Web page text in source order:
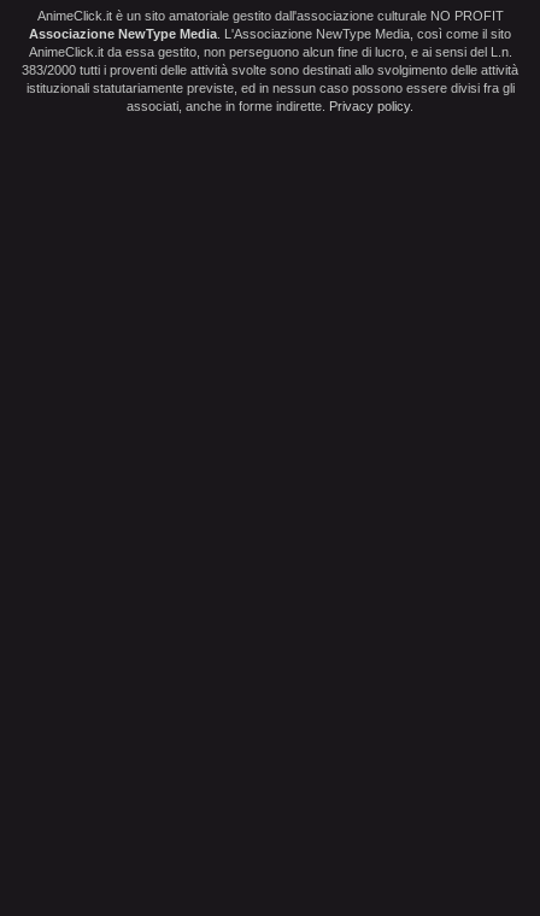
AnimeClick.it è un sito amatoriale gestito dall'associazione culturale NO PROFIT
Associazione NewType Media . L'Associazione NewType Media, così come il sito
AnimeClick.it da essa gestito, non perseguono alcun fine di lucro, e ai sensi del L.n.
383/2000 tutti i proventi delle attività svolte sono destinati allo svolgimento delle attività
istituzionali statutariamente previste, ed in nessun caso possono essere divisi fra gli
associati, anche in forme indirette. Privacy policy.